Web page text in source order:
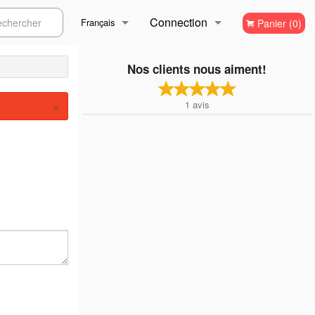
Français
English
Connection
Inscription
Panier (0)
Nos clients nous aiment!
1 avis
×